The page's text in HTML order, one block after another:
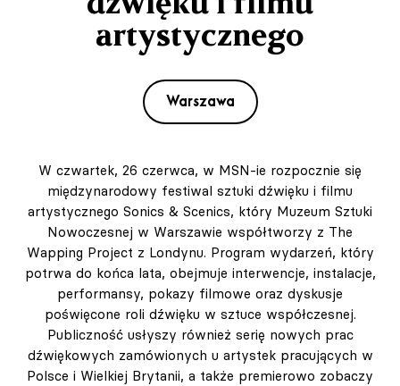
artystycznego
Warszawa
W czwartek, 26 czerwca, w MSN-ie rozpocznie się
międzynarodowy festiwal sztuki dźwięku i filmu
artystycznego Sonics & Scenics, który Muzeum Sztuki
Nowoczesnej w Warszawie współtworzy z The
Wapping Project z Londynu. Program wydarzeń, który
potrwa do końca lata, obejmuje interwencje, instalacje,
performansy, pokazy filmowe oraz dyskusje
poświęcone roli dźwięku w sztuce współczesnej.
Publiczność usłyszy również serię nowych prac
dźwiękowych zamówionych u artystek pracujących w
Polsce i Wielkiej Brytanii, a także premierowo zobaczy